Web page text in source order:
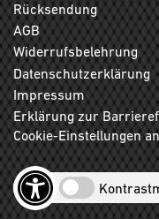
Rücksendung
AGB
Widerrufsbelehrung
Datenschutzerklärung
Impressum
Erklärung zur
Cookie-Einstellungen